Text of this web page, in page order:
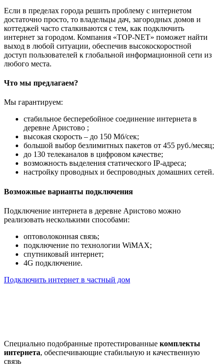
Если в пределах города решить проблему с интернетом
достаточно просто, то владельцы дач, загородных домов и
коттеджей часто сталкиваются с тем, как подключить
интернет за городом. Компания «TOP-NET» поможет найти
выход в любой ситуации, обеспечив высокоскоростной
доступ пользователей к глобальной информационной сети из
любого места.
Что мы предлагаем?
Мы гарантируем:
стабильное бесперебойное соединение интернета в
деревне Аристово ;
высокая скорость – до 150 Мб/сек;
большой выбор безлимитных пакетов от 455 руб./месяц;
до 130 телеканалов в цифровом качестве;
возможность выделения статического IP-адреса;
настройку проводных и беспроводных домашних сетей.
Возможные варианты подключения
Подключение интернета в деревне Аристово можно
реализовать несколькими способами:
оптоволоконная связь;
подключение по технологии WiMAX;
спутниковый интернет;
4G подключение.
Подключить интернет в частный дом
Специально подобранные протестированные комплекты
интернета, обеспечивающие стабильную и качественную
связь